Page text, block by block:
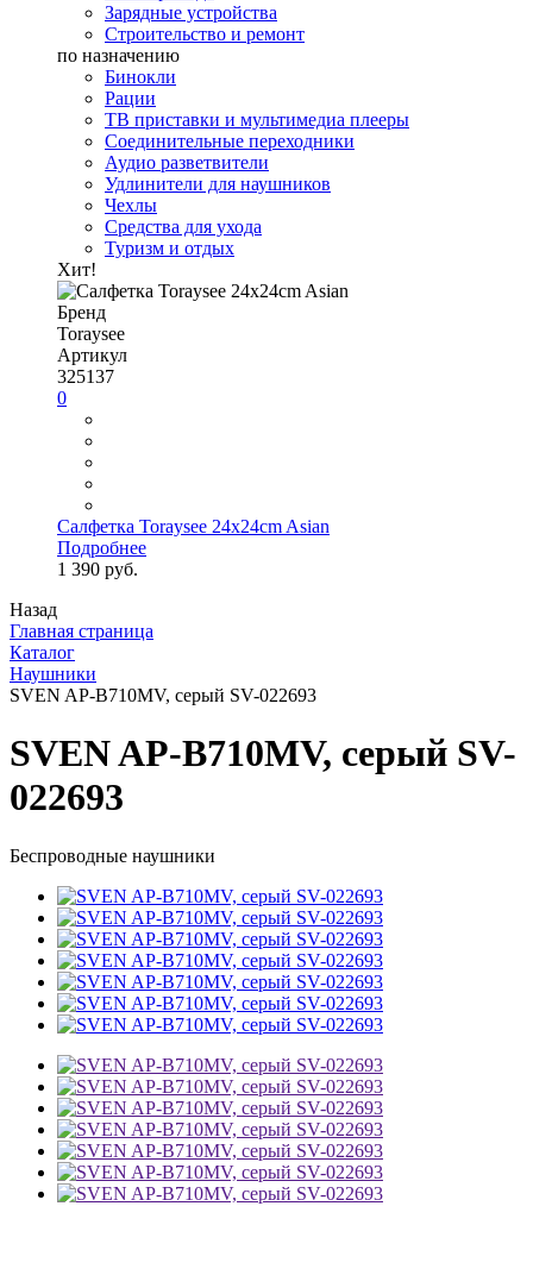
Зарядные устройства
Строительство и ремонт
по назначению
Бинокли
Рации
ТВ приставки и мультимедиа плееры
Соединительные переходники
Аудио разветвители
Удлинители для наушников
Чехлы
Средства для ухода
Туризм и отдых
Хит!
Бренд
Toraysee
Артикул
325137
0
Салфетка Toraysee 24x24cm Asian
Подробнее
1 390 руб.
Назад
Главная страница
Каталог
Наушники
SVEN AP-B710MV, серый SV-022693
SVEN AP-B710MV, серый SV-
022693
Беспроводные наушники